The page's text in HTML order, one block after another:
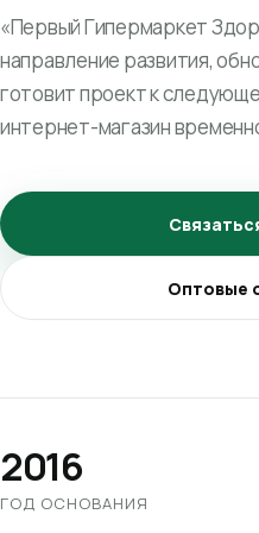
«Первый Гипермаркет
направление развития,
готовит проект к
интернет-магазин
Оптовые
2016
ГОД ОСНОВАНИЯ